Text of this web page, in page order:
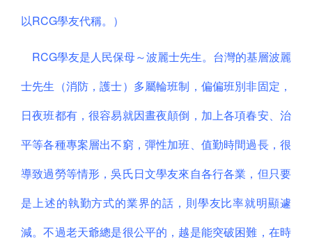
以RCG學友代稱。）
RCG學友是人民保母～波麗士先生。台灣的基層波麗
士先生（消防，護士）多屬輪班制，偏偏班別非固定，
日夜班都有，很容易就因晝夜顛倒，加上各項春安、治
平等各種專案層出不窮，彈性加班、值勤時間過長，很
導致過勞等情形，吳氏日文學友來自各行各業，但只要
是上述的執勤方式的業界的話，則學友比率就明顯遽
減。不過老天爺總是很公平的，越是能突破困難，在時